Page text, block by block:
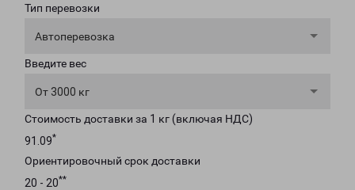
Тип перевозки
Автоперевозка
Введите вес
От 3000 кг
Стоимость доставки за 1 кг (включая НДС)
91.09*
Ориентировочный срок доставки
20 - 20**